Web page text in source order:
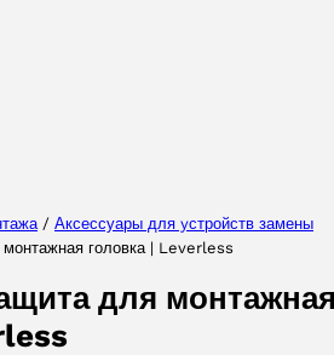
/ Аксессуары для yстройств замены
головка | Leverless
для
ПРИНЯТЬ